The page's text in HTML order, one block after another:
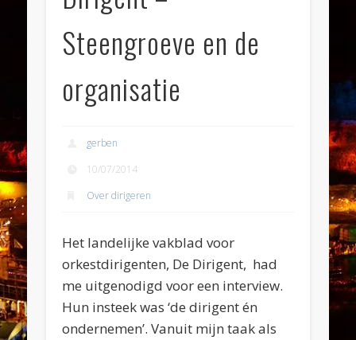
Steengroeve en de
organisatie
gerben
10/07/2014
Over dirigeren
Het landelijke vakblad voor
orkestdirigenten, De Dirigent, had
me uitgenodigd voor een interview.
Hun insteek was ‘de dirigent én
ondernemen’. Vanuit mijn taak als